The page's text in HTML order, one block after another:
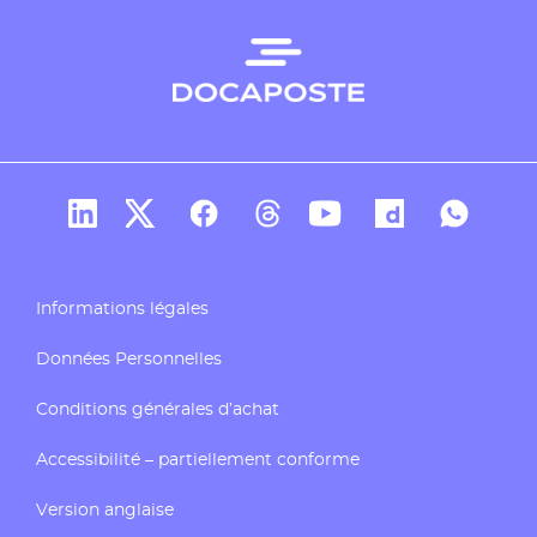
Compte Linkedin de Docaposte
Compte X de Docaposte
Compte Facebook de Docaposte
Compte Threads de
Compte Youtube de
CompteCompte
Informations légales
Données Personnelles
Conditions générales d’achat
Accessibilité – partiellement conforme
Version anglaise